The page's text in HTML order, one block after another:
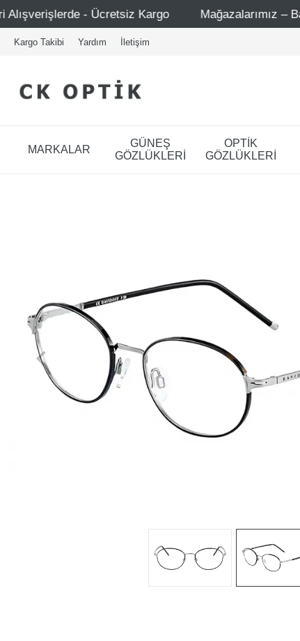
Kargo Mağazalarımız – Bağdat Caddesi 1 -
Kargo Takibi Yardım İletişim
MARKALAR
GÜNEŞ
GÖZLÜKLERİ
OPTİK
GÖZLÜKLERİ